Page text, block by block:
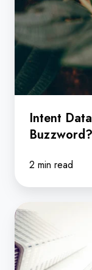
steckt
hinter
dem
Buzzword?
Intent
Buzzword?
2 min read
"Ein
guter
Partner
fragt